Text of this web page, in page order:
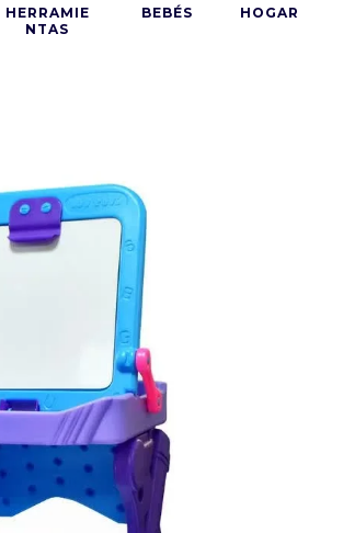
HERRAMIE
NTAS
BEBÉS HOGAR